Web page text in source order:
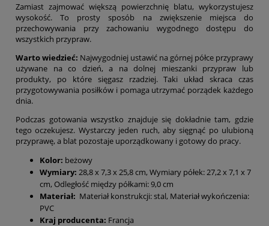
Zamiast zajmować większą powierzchnię blatu, wykorzystujesz
wysokość. To prosty sposób na zwiększenie miejsca do
przechowywania przy zachowaniu wygodnego dostępu do
wszystkich przypraw.
Warto wiedzieć: Najwygodniej ustawić na górnej półce przyprawy
używane na co dzień, a na dolnej mieszanki przypraw lub
produkty, po które sięgasz rzadziej. Taki układ skraca czas
przygotowywania posiłków i pomaga utrzymać porządek każdego
dnia.
Podczas gotowania wszystko znajduje się dokładnie tam, gdzie
tego oczekujesz. Wystarczy jeden ruch, aby sięgnąć po ulubioną
przyprawę, a blat pozostaje uporządkowany i gotowy do pracy.
Kolor: beżowy
Wymiary: 28,8 x 7,3 x 25,8 cm, Wymiary półek: 27,2 x 7,1 x 7
cm, Odległość między półkami: 9,0 cm
Materiał: Materiał konstrukcji: stal, Materiał wykończenia:
PVC
Kraj producenta: Francja